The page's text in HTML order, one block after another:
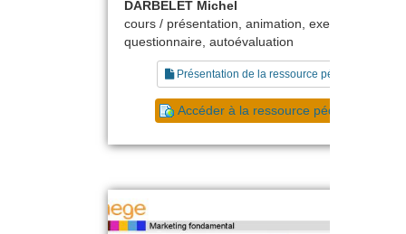
DARBELET Michel
cours / présentation, animation, exercice,
questionnaire, autoévaluation
Présentation de la ressource pédagogique
Accéder à la ressource pédagogique